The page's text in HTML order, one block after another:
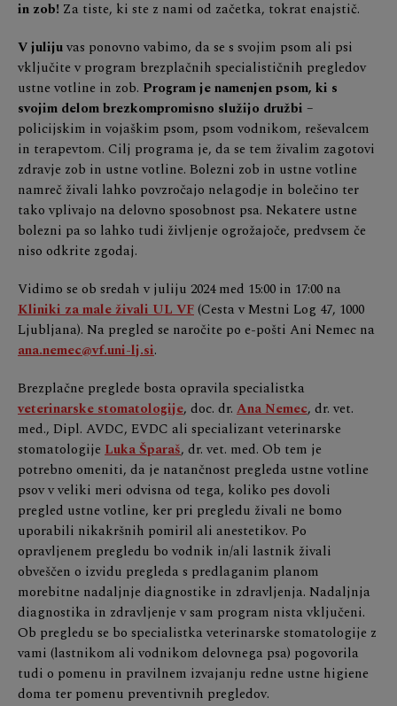
in zob! Za tiste, ki ste z nami od začetka, tokrat enajstič.
V julijuvas ponovno vabimo, da se s svojim psom ali psi
vključite v program brezplačnih specialističnih pregledov
ustne votline in zob. Program je namenjen psom, ki s
svojim delom brezkompromisno služijo družbi –
policijskim in vojaškim psom, psom vodnikom, reševalcem
in terapevtom. Cilj programa je, da se tem živalim zagotovi
zdravje zob in ustne votline. Bolezni zob in ustne votline
namreč živali lahko povzročajo nelagodje in bolečino ter
tako vplivajo na delovno sposobnost psa. Nekatere ustne
bolezni pa so lahko tudi življenje ogrožajoče, predvsem če
niso odkrite zgodaj.
Vidimo se ob sredah v juliju 2024 med 15:00 in 17:00 na
Kliniki za male živali UL VF(Cesta v Mestni Log 47, 1000
Ljubljana). Na pregled se naročite po e-pošti Ani Nemec na
ana.nemec@vf.uni-lj.si.
Brezplačne preglede bosta opravila specialistka
veterinarske stomatologije, doc. dr. Ana Nemec, dr. vet.
med., Dipl. AVDC, EVDC ali specializant veterinarske
stomatologije Luka Šparaš, dr. vet. med. Ob tem je
potrebno omeniti, da je natančnost pregleda ustne votline
psov v veliki meri odvisna od tega, koliko pes dovoli
pregled ustne votline, ker pri pregledu živali ne bomo
uporabili nikakršnih pomiril ali anestetikov. Po
opravljenem pregledu bo vodnik in/ali lastnik živali
obveščen o izvidu pregleda s predlaganim planom
morebitne nadaljnje diagnostike in zdravljenja. Nadaljnja
diagnostika in zdravljenje v sam program nista vključeni.
Ob pregledu se bo specialistka veterinarske stomatologije z
vami (lastnikom ali vodnikom delovnega psa) pogovorila
tudi o pomenu in pravilnem izvajanju redne ustne higiene
doma ter pomenu preventivnih pregledov.